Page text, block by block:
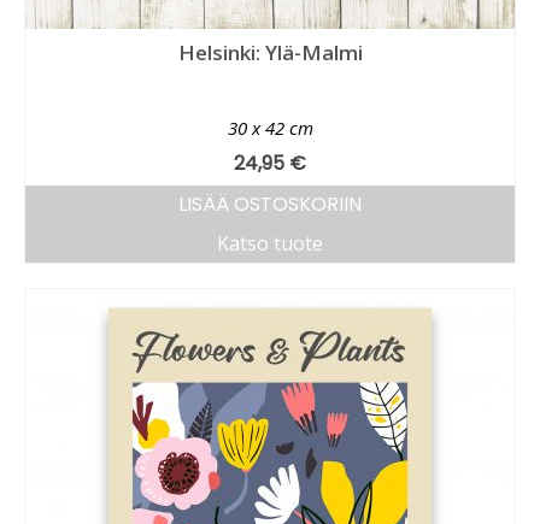
Helsinki: Ylä-Malmi
30 x 42 cm
24,95 €
LISÄÄ OSTOSKORIIN
Katso tuote